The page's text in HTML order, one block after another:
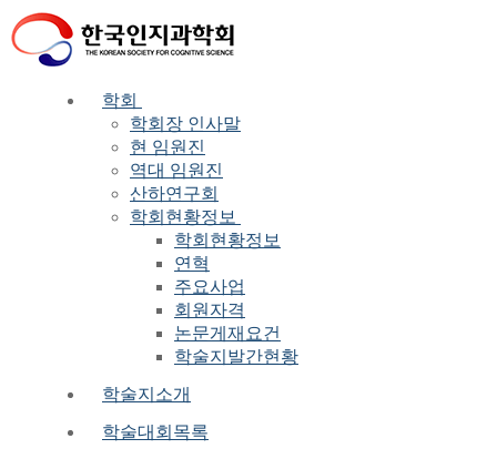
Skip
to
content
Menu
Close
학회
학회장 인사말
현 임원진
역대 임원진
산하연구회
학회현황정보
학회현황정보
연혁
주요사업
회원자격
논문게재요건
학술지발간현황
학술지소개
학술대회목록